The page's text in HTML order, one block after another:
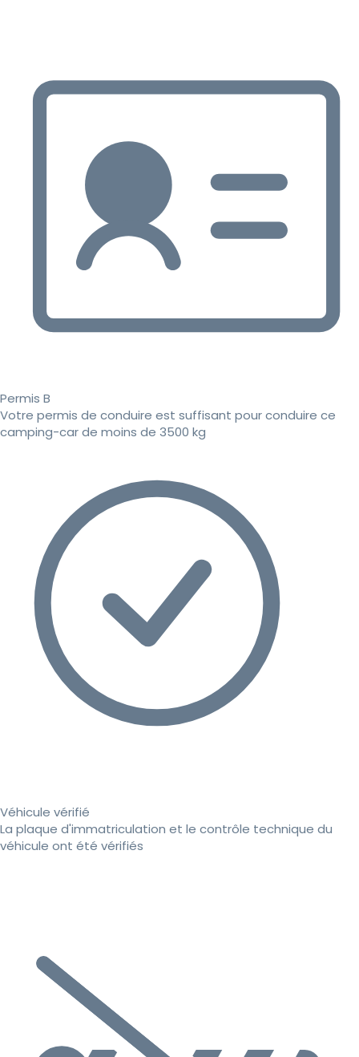
Permis B
Votre permis de conduire est suffisant pour conduire ce
camping-car de moins de 3500 kg
Véhicule vérifié
La plaque d'immatriculation et le contrôle technique du
véhicule ont été vérifiés